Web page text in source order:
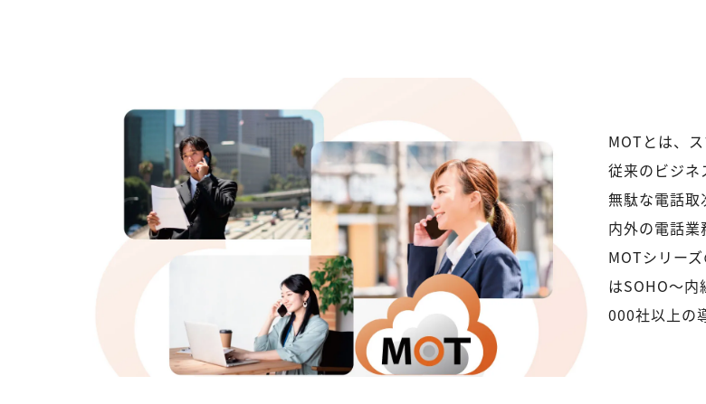
MOTとは、
従来のビジネ
無駄な電話
内外の電話業
MOTシリー
はSOHO～
000社以上の